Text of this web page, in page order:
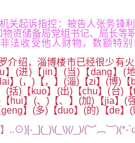
指控：被告人张务锋利
资储备局党组书记、局长等
收受他人财物，数额特
，淄博楼市已经很少有火
jin】(当)【dang】(地)
(，)【，】(淄)【zi】(博)
)【kuo】(出)【chu】(台)
】(、)【、】(加)【jia】(
】(多)【duo】(的)【de
_](_)\(_\)(/_)/(︶︹︺)(*-